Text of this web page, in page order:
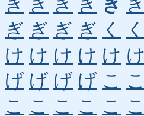
き き き き き
ぎ ぎ ぎ ぎ く
け け け け け
げ げ げ げ こ
こ こ こ こ こ